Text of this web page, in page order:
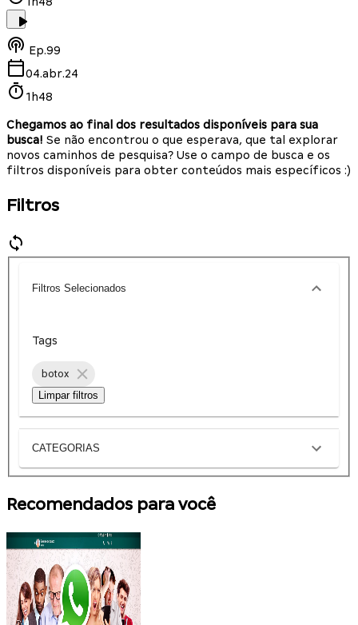
Ep.99
04.abr.24
1h48
Chegamos ao final dos resultados disponíveis para sua
busca! Se não encontrou o que esperava, que tal explorar
novos caminhos de pesquisa? Use o campo de busca e os
filtros disponíveis para obter conteúdos mais específicos :)
Filtros
Filtros Selecionados
Tags
botox
Limpar filtros
CATEGORIAS
Recomendados para você